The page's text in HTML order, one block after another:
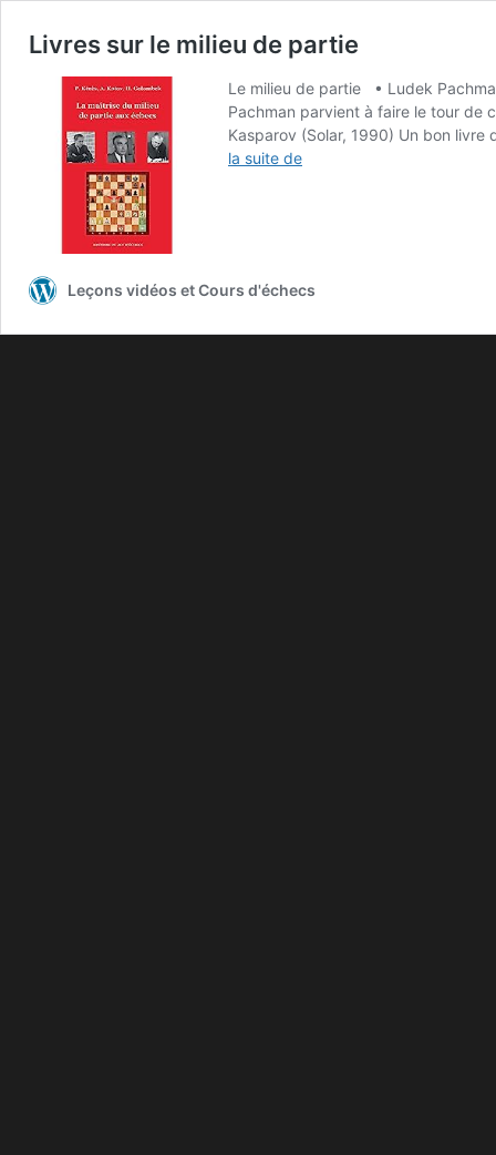
Livres sur le milieu de partie
Le milieu de partie • Ludek
Pachman parvient à faire le tour de
Kasparov (Solar, 1990) Un bon
la suite de
Leçons vidéos et Cours d'échecs